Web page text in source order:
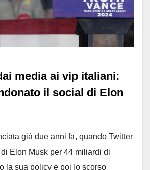
media ai vip italiani:
il social di Elon
già due anni fa, quando Twitter
Elon Musk per 44 miliardi di
la sua policy e poi lo scorso